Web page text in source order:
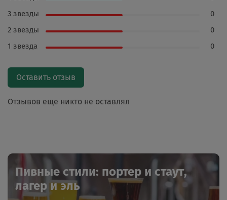
Отзывов еще никто не оставлял
3 звезды
0
2 звезды
0
1 звезда
0
Оставить отзыв
Пивные стили: портер и стаут,
лагер и эль